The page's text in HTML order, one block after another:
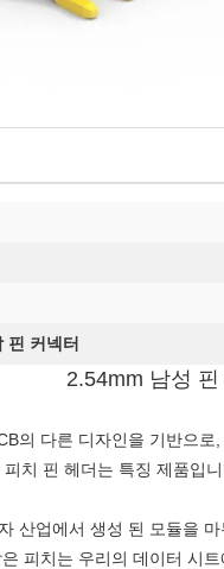
핀 커넥터
2.54mm 남성
의 다른 디자인을 기반으
치 핀 헤더는 특징 제품입
산업에서 생성 된 모듈을 마
피치는 우리의 데이터 시